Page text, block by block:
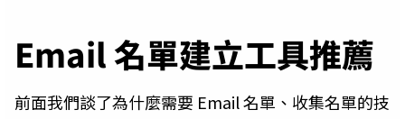
Email 名單建立工具推薦
前面我們談了為什麼需要 Email 名單、收集名單的技